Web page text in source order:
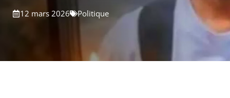
12 mars 2026 Politique